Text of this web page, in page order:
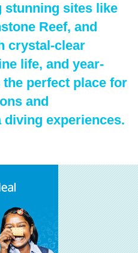
stunning sites like
Reef, and
crystal-clear
life, and year-
perfect place for
and
experiences.